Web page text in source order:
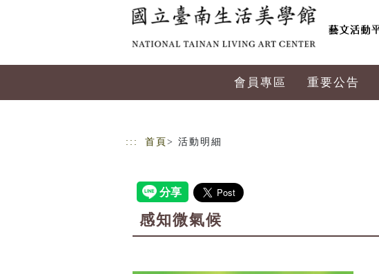
會員專區 重要公告
::: 首頁 > 活動明細
感知微氣候